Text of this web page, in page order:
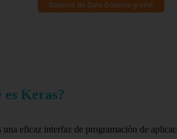
es Keras?
una eficaz interfaz de programación de